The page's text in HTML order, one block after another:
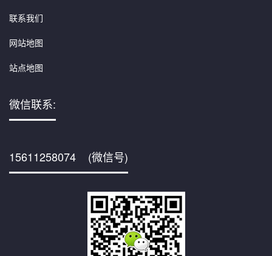
联系我们
网站地图
站点地图
微信联系:
15611258074 (微信号)